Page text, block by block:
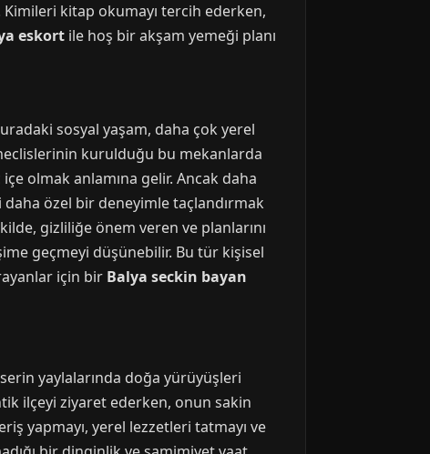
kitap okumayı tercih ederken,
eskort ile hoş bir akşam yemeği planı
sosyal yaşam, daha çok yerel
kurulduğu bu mekanlarda
olmak anlamına gelir. Ancak daha
özel bir deneyimle taçlandırmak
gizliliğe önem veren ve planlarını
geçmeyi düşünebilir. Bu tür kişisel
için bir Balya seckin bayan
yaylalarında doğa yürüyüşleri
ilçeyi ziyaret ederken, onun sakin
yapmayı, yerel lezzetleri tatmayı ve